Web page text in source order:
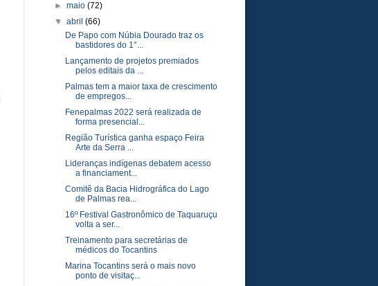
►maio(72)
▼abril(66)
De Papo com Núbia Dourado traz os
bastidores do 1°...
Lançamento de projetos premiados
pelos editais da ...
Palmas tem a maior taxa de crescimento
de empregos...
Fenepalmas 2022 será realizada de
forma presencial...
Região Turística ganha espaço Feira
Arte da Serra ...
Lideranças indígenas debatem acesso
a financiament...
Comitê da Bacia Hidrográfica do Lago
de Palmas rea...
16º Festival Gastronômico de Taquaruçu
volta a ser...
Treinamento para secretárias de
médicos do Tocantins
Marina Tocantins será o mais novo
ponto de visitaç...